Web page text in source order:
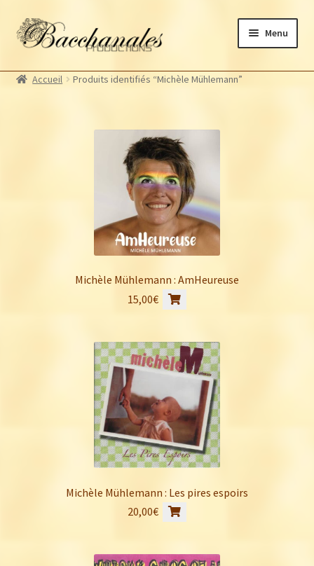
Aller
à
navigation
Aller
au
Menu
Accueil Produits identifiés “Michèle Mühlemann”
Michèle Mühlemann : AmHeureuse
15,00€
Michèle Mühlemann : Les pires espoirs
20,00€